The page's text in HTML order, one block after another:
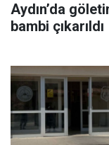
Aydın’da
bambi çıkarıldı